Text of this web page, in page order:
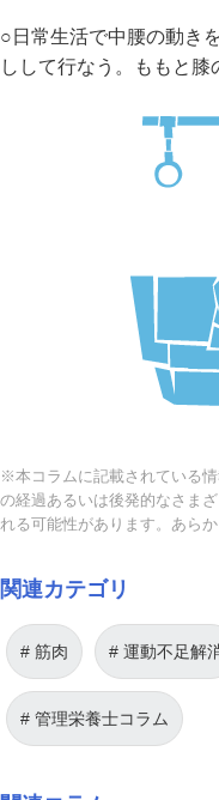
○日常生活で中腰の動き
しして行なう。ももと膝
※本コラムに記載されている
の経過あるいは後発的なさま
れる可能性があります。あらか
関連カテゴリ
筋肉 運動不足解
管理栄養士コラム